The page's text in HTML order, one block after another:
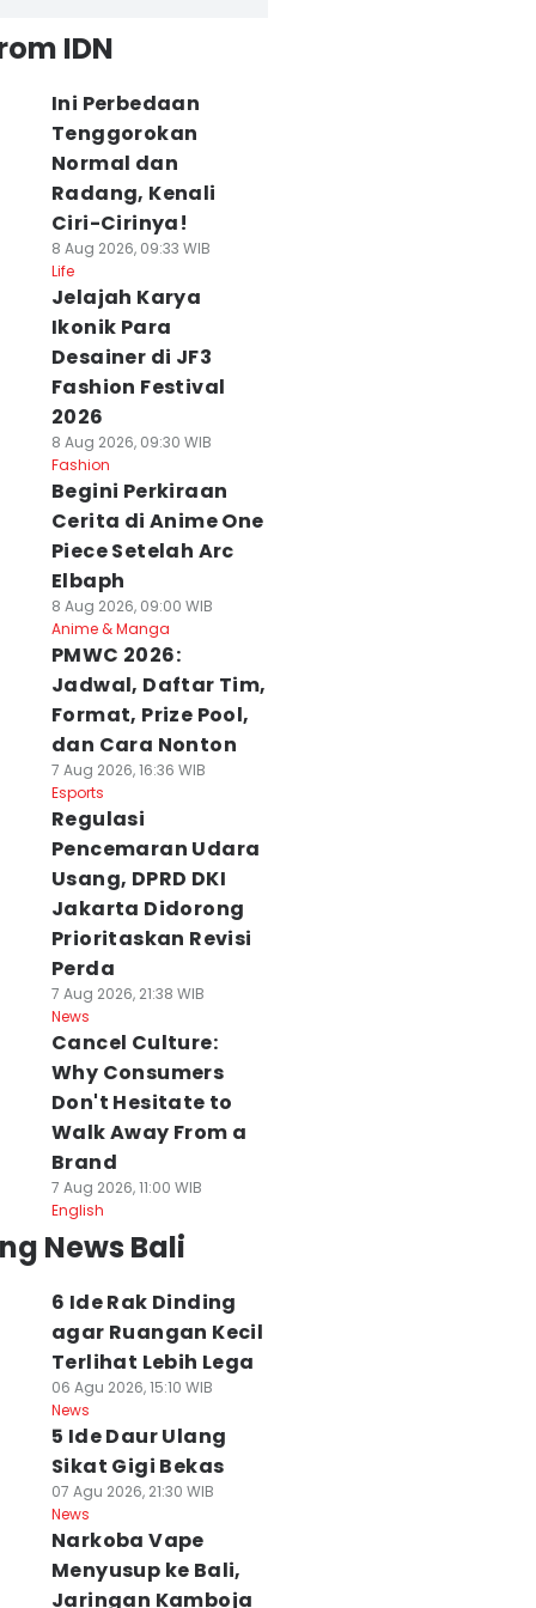
IDN
Ini Perbedaan
Tenggorokan
Normal dan
Radang, Kenali
Ciri-Cirinya!
8 Aug 2026, 09:33 WIB
Life
Jelajah Karya
Ikonik Para
Desainer di JF3
Fashion Festival
2026
8 Aug 2026, 09:30 WIB
Fashion
Begini Perkiraan
Cerita di Anime One
Piece Setelah Arc
Elbaph
8 Aug 2026, 09:00 WIB
Anime & Manga
PMWC 2026:
Jadwal, Daftar Tim,
Format, Prize Pool,
dan Cara Nonton
7 Aug 2026, 16:36 WIB
Esports
Regulasi
Pencemaran Udara
Usang, DPRD DKI
Jakarta Didorong
Prioritaskan Revisi
Perda
7 Aug 2026, 21:38 WIB
News
Cancel Culture:
Why Consumers
Don't Hesitate to
Walk Away From a
Brand
7 Aug 2026, 11:00 WIB
English
News Bali
6 Ide Rak Dinding
agar Ruangan Kecil
Terlihat Lebih Lega
06 Agu 2026, 15:10 WIB
News
5 Ide Daur Ulang
Sikat Gigi Bekas
07 Agu 2026, 21:30 WIB
News
Narkoba Vape
Menyusup ke Bali,
Jaringan Kamboja